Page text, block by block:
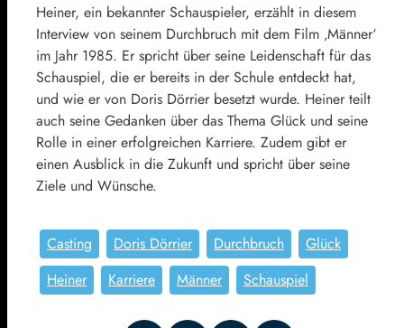
Heiner, ein bekannter Schauspieler, erzählt in diesem
Interview von seinem Durchbruch mit dem Film ‚Männer‘
im Jahr 1985. Er spricht über seine Leidenschaft für das
Schauspiel, die er bereits in der Schule entdeckt hat,
und wie er von Doris Dörrier besetzt wurde. Heiner teilt
auch seine Gedanken über das Thema Glück und seine
Rolle in einer erfolgreichen Karriere. Zudem gibt er
einen Ausblick in die Zukunft und spricht über seine
Ziele und Wünsche.
Casting Doris Dörrier Durchbruch
Glück
Heiner
Karriere Männer Schauspiel